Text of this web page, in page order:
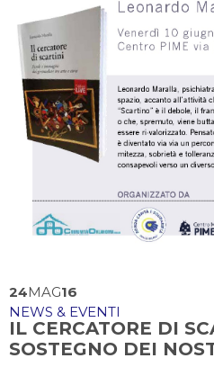
24MAG16
NEWS & EVENTI
IL CERCATORE DI
SOSTEGNO DEI